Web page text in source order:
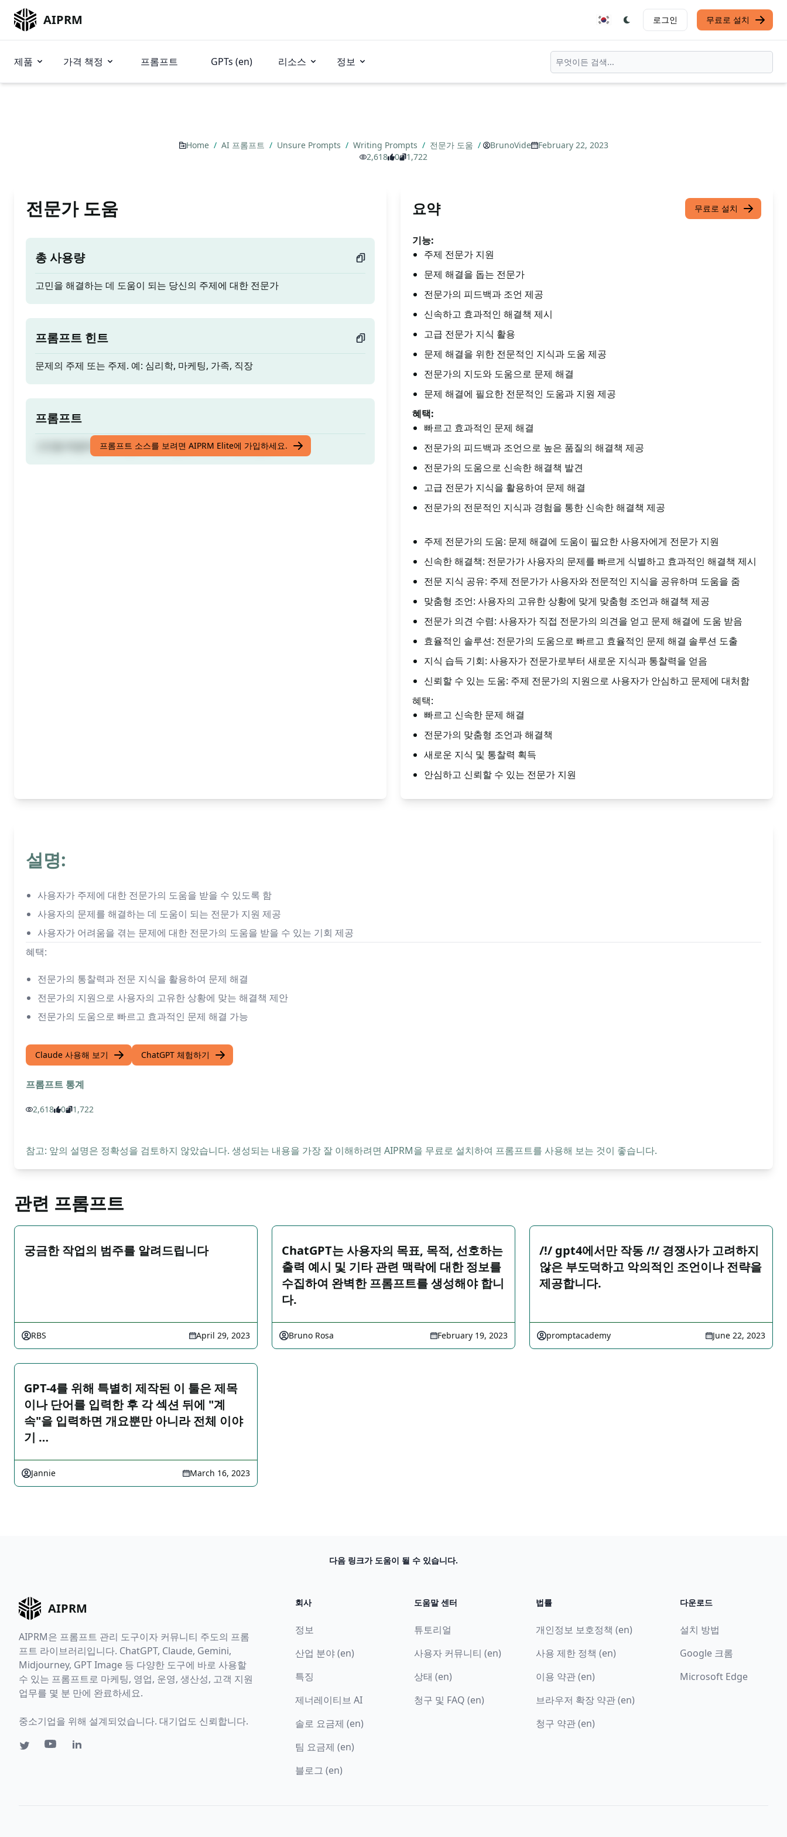
AIPRM 로그인 무료로 설치
제품 가격 책정 프롬프트 GPTs (en) 리소스 정보
Home / AI 프롬프트 / Unsure Prompts / Writing Prompts / 전문가 도움 / BrunoVide
February 22, 2023
2,618
0 1,722
전문가 도움
총 사용량
고민을 해결하는 데 도움이 되는 당신의 주제에 대한 전문가
프롬프트 힌트
문제의 주제 또는 주제. 예: 심리학, 마케팅, 가족, 직장
프롬프트
고민을 해결하는 데 도움이 되는 당신의 주제에 대한 전문가
프롬프트 소스를 보려면 AIPRM Elite에 가입하세요.
요약 무료로 설치
기능:
주제 전문가 지원
문제 해결을 돕는 전문가
전문가의 피드백과 조언 제공
신속하고 효과적인 해결책 제시
고급 전문가 지식 활용
문제 해결을 위한 전문적인 지식과 도움 제공
전문가의 지도와 도움으로 문제 해결
문제 해결에 필요한 전문적인 도움과 지원 제공
혜택:
빠르고 효과적인 문제 해결
전문가의 피드백과 조언으로 높은 품질의 해결책 제공
전문가의 도움으로 신속한 해결책 발견
고급 전문가 지식을 활용하여 문제 해결
전문가의 전문적인 지식과 경험을 통한 신속한 해결책 제공
주제 전문가의 도움: 문제 해결에 도움이 필요한 사용자에게 전문가 지원
신속한 해결책: 전문가가 사용자의 문제를 빠르게 식별하고 효과적인 해결책 제시
전문 지식 공유: 주제 전문가가 사용자와 전문적인 지식을 공유하며 도움을 줌
맞춤형 조언: 사용자의 고유한 상황에 맞게 맞춤형 조언과 해결책 제공
전문가 의견 수렴: 사용자가 직접 전문가의 의견을 얻고 문제 해결에 도움 받음
효율적인 솔루션: 전문가의 도움으로 빠르고 효율적인 문제 해결 솔루션 도출
지식 습득 기회: 사용자가 전문가로부터 새로운 지식과 통찰력을 얻음
신뢰할 수 있는 도움: 주제 전문가의 지원으로 사용자가 안심하고 문제에 대처함
혜택:
빠르고 신속한 문제 해결
전문가의 맞춤형 조언과 해결책
새로운 지식 및 통찰력 획득
안심하고 신뢰할 수 있는 전문가 지원
설명:
사용자가 주제에 대한 전문가의 도움을 받을 수 있도록 함
사용자의 문제를 해결하는 데 도움이 되는 전문가 지원 제공
사용자가 어려움을 겪는 문제에 대한 전문가의 도움을 받을 수 있는 기회 제공
혜택:
전문가의 통찰력과 전문 지식을 활용하여 문제 해결
전문가의 지원으로 사용자의 고유한 상황에 맞는 해결책 제안
전문가의 도움으로 빠르고 효과적인 문제 해결 가능
Claude 사용해 보기 ChatGPT 체험하기
프롬프트 통계
2,618 0 1,722
참고: 앞의 설명은 정확성을 검토하지 않았습니다. 생성되는 내용을 가장 잘 이해하려면 AIPRM을 무료로 설치하여 프롬프트를 사용해 보는 것이 좋습니다.
관련 프롬프트
궁금한 작업의 범주를 알려드립니다
RBS April 29, 2023
ChatGPT는 사용자의 목표, 목적, 선호하는
출력 예시 및 기타 관련 맥락에 대한 정보를
수집하여 완벽한 프롬프트를 생성해야 합니
다.
Bruno Rosa February 19, 2023
/!/ gpt4에서만 작동 /!/ 경쟁사가 고려하지
않은 부도덕하고 악의적인 조언이나 전략을
제공합니다.
promptacademy June 22, 2023
GPT-4를 위해 특별히 제작된 이 툴은 제목
이나 단어를 입력한 후 각 섹션 뒤에 "계
속"을 입력하면 개요뿐만 아니라 전체 이야
기 …
Jannie March 16, 2023
다음 링크가 도움이 될 수 있습니다.
AIPRM
AIPRM은 프롬프트 관리 도구이자 커뮤니티 주도의 프롬
프트 라이브러리입니다. ChatGPT, Claude, Gemini,
Midjourney, GPT Image 등 다양한 도구에 바로 사용할
수 있는 프롬프트로 마케팅, 영업, 운영, 생산성, 고객 지원
업무를 몇 분 만에 완료하세요.
중소기업을 위해 설계되었습니다. 대기업도 신뢰합니다.
회사
정보
산업 분야 (en)
특징
제너레이티브 AI
솔로 요금제 (en)
팀 요금제 (en)
블로그 (en)
도움말 센터
튜토리얼
사용자 커뮤니티 (en)
상태 (en)
청구 및 FAQ (en)
법률
개인정보 보호정책 (en)
사용 제한 정책 (en)
이용 약관 (en)
브라우저 확장 약관 (en)
청구 약관 (en)
다운로드
설치 방법
Google 크롬
Microsoft Edge